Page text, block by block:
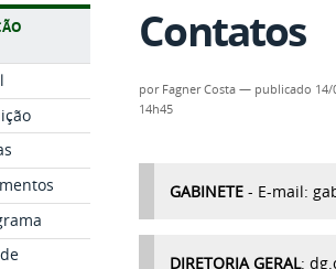
Contatos
por Fagner Costa — publicado 14/
14h45
GABINETE- E-mail:
DIRETORIA GERAL: